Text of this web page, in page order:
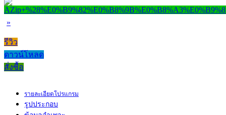
»
รีวิว
ดาวน์โหลด
สั่งซื้อ
รายละเอียดโปรแกรม
รูปประกอบ